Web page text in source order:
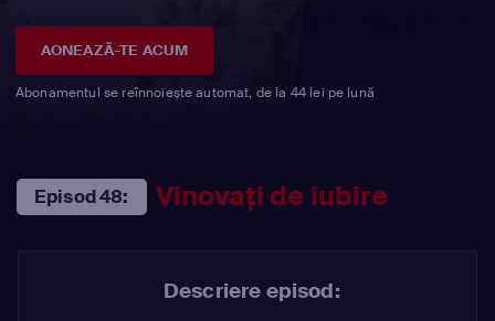
AONEAZĂ-TE ACUM
Abonamentul se reînnoiește automat, de la 44 lei pe lună
Episod 48: Vinovaţi de iubire
Descriere episod: